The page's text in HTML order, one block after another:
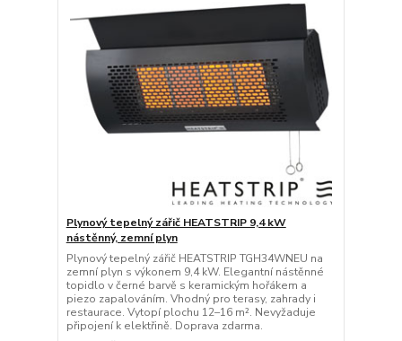
Plynový tepelný zářič HEATSTRIP 9,4 kW
nástěnný, zemní plyn
Plynový tepelný zářič HEATSTRIP TGH34WNEU na
zemní plyn s výkonem 9,4 kW. Elegantní nástěnné
topidlo v černé barvě s keramickým hořákem a
piezo zapalováním. Vhodný pro terasy, zahrady i
restaurace. Vytopí plochu 12–16 m². Nevyžaduje
připojení k elektřině. Doprava zdarma.